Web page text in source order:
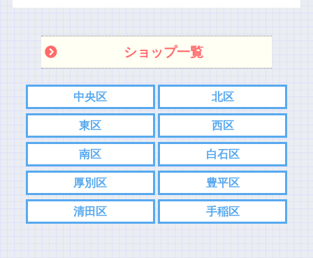
ショップ一覧
中央区 北区
東区 西区
南区 白石区
厚別区 豊平区
清田区 手稲区